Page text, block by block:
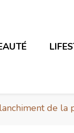
de la